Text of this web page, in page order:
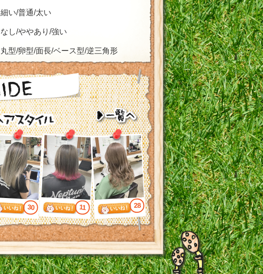
細い/普通/太い
なし/ややあり/強い
丸型/卵型/面長/ベース型/逆三角形
30 11 28